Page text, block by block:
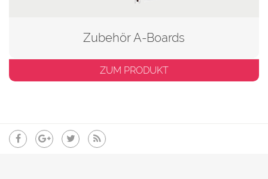
Zubehör A-Boards
ZUM PRODUKT